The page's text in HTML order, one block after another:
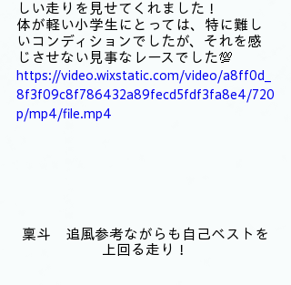
しい走りを見せてくれました！
体が軽い小学生にとっては、特に難し
いコンディションでしたが、それを感
じさせない見事なレースでした💯
https://video.wixstatic.com/video/a8ff0d_
8f3f09c8f786432a89fecd5fdf3fa8e4/720
p/mp4/file.mp4
稟斗　追風参考ながらも自己ベストを
上回る走り！